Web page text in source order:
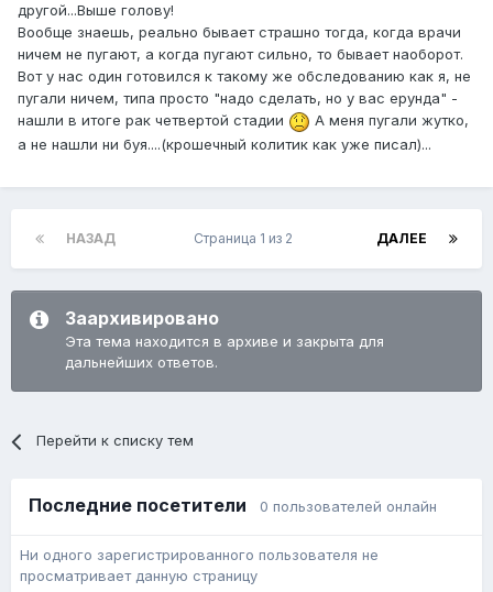
другой...Выше голову!
Вообще знаешь, реально бывает страшно тогда, когда врачи
ничем не пугают, а когда пугают сильно, то бывает наоборот.
Вот у нас один готовился к такому же обследованию как я, не
пугали ничем, типа просто "надо сделать, но у вас ерунда" -
нашли в итоге рак четвертой стадии
А меня пугали жутко,
а не нашли ни буя....(крошечный колитик как уже писал)...
НАЗАД ДАЛЕЕ
Страница 1 из 2
Заархивировано
Эта тема находится в архиве и закрыта для
дальнейших ответов.
Перейти к списку тем
Последние посетители 0 пользователей онлайн
Ни одного зарегистрированного пользователя не
просматривает данную страницу